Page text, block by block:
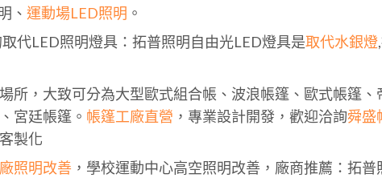
、 運動場LED照明 。
代LED照明燈具：拓普照明自由光LED燈具是取代水銀燈
所，大致可分為大型歐式組合帳、波浪帳篷、歐式帳篷、
宮廷帳篷。 帳篷工廠直營 ，專業設計開發，歡迎洽詢舜盛
製化
照明改善，學校運動中心高空照明改善，廠商推薦：拓普